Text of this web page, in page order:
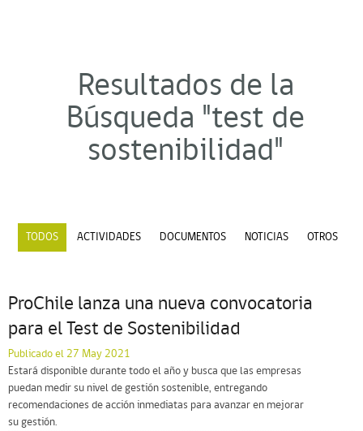
Resultados de la
Búsqueda "test de
sostenibilidad"
TODOS ACTIVIDADES DOCUMENTOS NOTICIAS OTROS
ProChile lanza una nueva convocatoria
para el Test de Sostenibilidad
Publicado el 27 May 2021
Estará disponible durante todo el año y busca que las empresas
puedan medir su nivel de gestión sostenible, entregando
recomendaciones de acción inmediatas para avanzar en mejorar
su gestión.